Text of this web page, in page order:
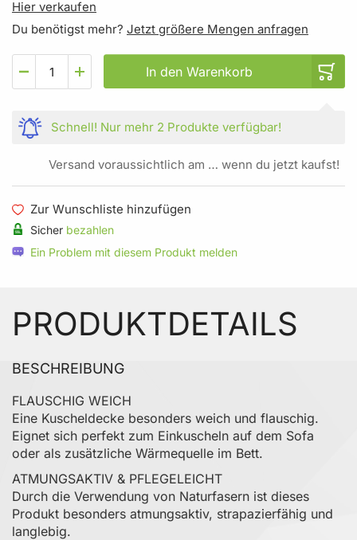
Hier verkaufen
Du benötigst mehr? Jetzt größere Mengen anfragen
In den Warenkorb
Schnell! Nur mehr 2 Produkte verfügbar!
Versand voraussichtlich am … wenn du jetzt kaufst!
Zur Wunschliste hinzufügen
Sicher bezahlen
Ein Problem mit diesem Produkt melden
PRODUKTDETAILS
BESCHREIBUNG
FLAUSCHIG WEICH
Eine Kuscheldecke besonders weich und flauschig.
Eignet sich perfekt zum Einkuscheln auf dem Sofa
oder als zusätzliche Wärmequelle im Bett.
ATMUNGSAKTIV & PFLEGELEICHT
Durch die Verwendung von Naturfasern ist dieses
Produkt besonders atmungsaktiv, strapazierfähig und
langlebig.